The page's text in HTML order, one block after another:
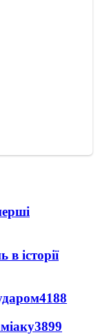
історії
4188
3899